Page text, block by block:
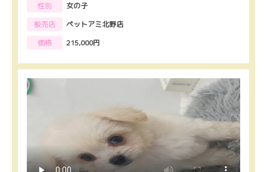
性別
女の子
販売店
ペットアミ北野店
価格
215,000円